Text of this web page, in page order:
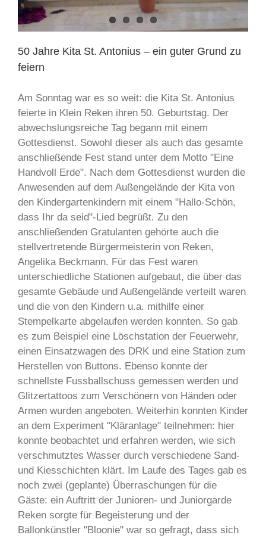
50 Jahre Kita St. Antonius – ein guter Grund zu
feiern
Am Sonntag war es so weit: die Kita St. Antonius
feierte in Klein Reken ihren 50. Geburtstag. Der
abwechslungsreiche Tag begann mit einem
Gottesdienst. Sowohl dieser als auch das gesamte
anschließende Fest stand unter dem Motto "Eine
Handvoll Erde". Nach dem Gottesdienst wurden die
Anwesenden auf dem Außengelände der Kita von
den Kindergartenkindern mit einem "Hallo-Schön,
dass Ihr da seid"-Lied begrüßt. Zu den
anschließenden Gratulanten gehörte auch die
stellvertretende Bürgermeisterin von Reken,
Angelika Beckmann. Für das Fest waren
unterschiedliche Stationen aufgebaut, die über das
gesamte Gebäude und Außengelände verteilt waren
und die von den Kindern u.a. mithilfe einer
Stempelkarte abgelaufen werden konnten. So gab
es zum Beispiel eine Löschstation der Feuerwehr,
einen Einsatzwagen des DRK und eine Station zum
Herstellen von Buttons. Ebenso konnte der
schnellste Fussballschuss gemessen werden und
Glitzertattoos zum Verschönern von Händen oder
Armen wurden angeboten. Weiterhin konnten Kinder
an dem Experiment "Kläranlage" teilnehmen: hier
konnte beobachtet und erfahren werden, wie sich
verschmutztes Wasser durch verschiedene Sand-
und Kiesschichten klärt. Im Laufe des Tages gab es
noch zwei (geplante) Überraschungen für die
Gäste: ein Auftritt der Junioren- und Juniorgarde
Reken sorgte für Begeisterung und der
Ballonkünstler "Bloonie" war so gefragt, dass sich